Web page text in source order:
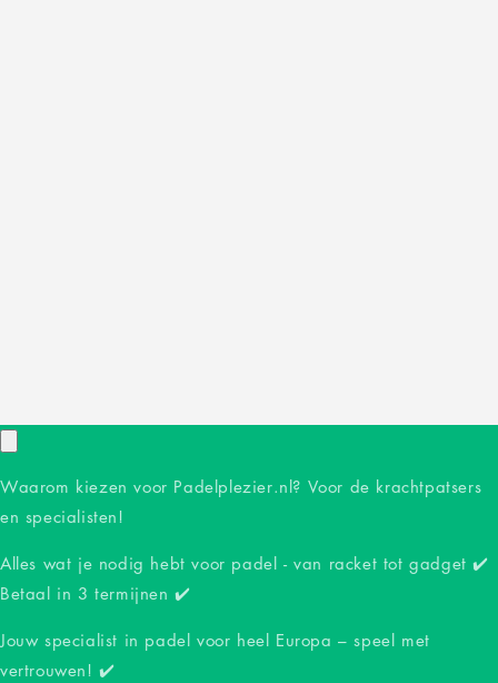
Waarom kiezen voor Padelplezier.nl? Voor de krachtpatsers
en specialisten!
Alles wat je nodig hebt voor padel - van racket tot gadget ✔️
Betaal in 3 termijnen ✔️
Jouw specialist in padel voor heel Europa – speel met
vertrouwen! ✔️